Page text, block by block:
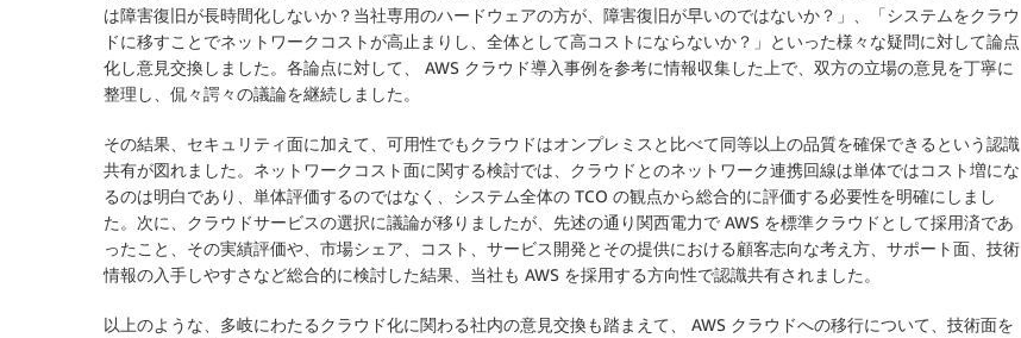
は障害復旧が長時間化しないか？当社専用のハードウェアの方が、障害復旧が早いのではないか？」、「システムをクラウ
ドに移すことでネットワークコストが高止まりし、全体として高コストにならないか？」といった様々な疑問に対して論点
化し意見交換しました。各論点に対して、 AWS クラウド導入事例を参考に情報収集した上で、双方の立場の意見を丁寧に
整理し、侃々諤々の議論を継続しました。
その結果、セキュリティ面に加えて、可用性でもクラウドはオンプレミスと比べて同等以上の品質を確保できるという認識
共有が図れました。ネットワークコスト面に関する検討では、クラウドとのネットワーク連携回線は単体ではコスト増にな
るのは明白であり、単体評価するのではなく、システム全体の TCO の観点から総合的に評価する必要性を明確にしまし
た。次に、クラウドサービスの選択に議論が移りましたが、先述の通り関西電力で AWS を標準クラウドとして採用済であ
ったこと、その実績評価や、市場シェア、コスト、サービス開発とその提供における顧客志向な考え方、サポート面、技術
情報の入手しやすさなど総合的に検討した結果、当社も AWS を採用する方向性で認識共有されました。
以上のような、多岐にわたるクラウド化に関わる社内の意見交換も踏まえて、 AWS クラウドへの移行について、技術面を